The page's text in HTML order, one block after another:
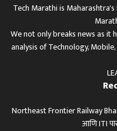
Tech Marathi is
We not only breaks news as it
analysis of Technology,
Northeast Frontier Railway
आणि ITI